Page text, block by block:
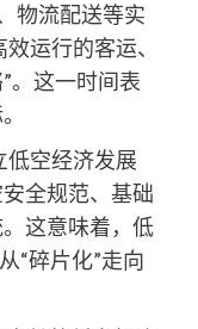
物流配送等实
运行的客运、
。这一时间表
低空经济发展
全规范、基础
这意味着，低
“碎片化”走向